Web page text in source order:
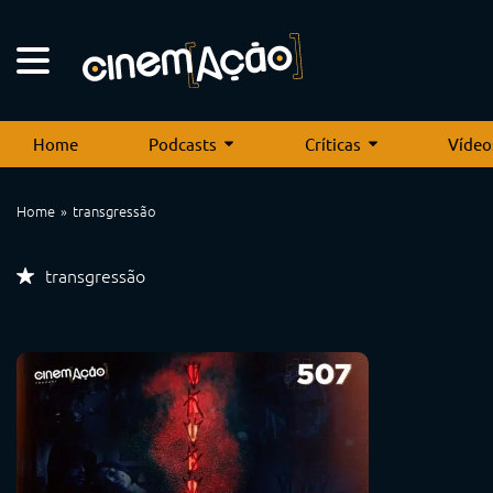
Home Podcasts Críticas
Home transgressão
transgressão